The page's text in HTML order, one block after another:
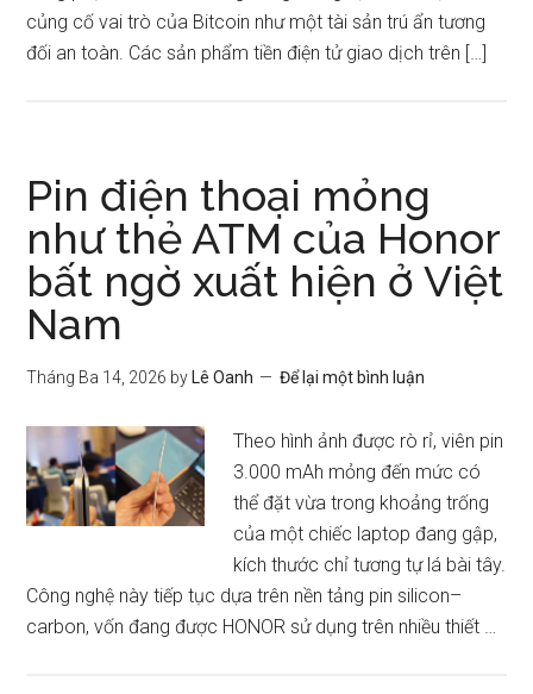
củng cố vai trò của Bitcoin như một tài sản trú ẩn tương
đối an toàn. Các sản phẩm tiền điện tử giao dịch trên […]
Pin điện thoại mỏng
như thẻ ATM của Honor
bất ngờ xuất hiện ở Việt
Nam
Tháng Ba 14, 2026 by Lê Oanh Để lại một bình luận
Theo hình ảnh được rò rỉ, viên pin
3.000 mAh mỏng đến mức có
thể đặt vừa trong khoảng trống
của một chiếc laptop đang gập,
kích thước chỉ tương tự lá bài tây.
Công nghệ này tiếp tục dựa trên nền tảng pin silicon–
carbon, vốn đang được HONOR sử dụng trên nhiều thiết …